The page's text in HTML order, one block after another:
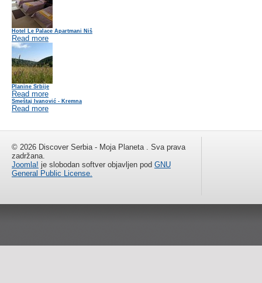
Hotel Le Palace Apartmani Niš
Read more
Planine Srbije
Read more
Smeštaj Ivanović - Kremna
Read more
© 2026 Discover Serbia - Moja Planeta . Sva prava
zadržana.
Joomla! je slobodan softver objavljen pod GNU
General Public License.